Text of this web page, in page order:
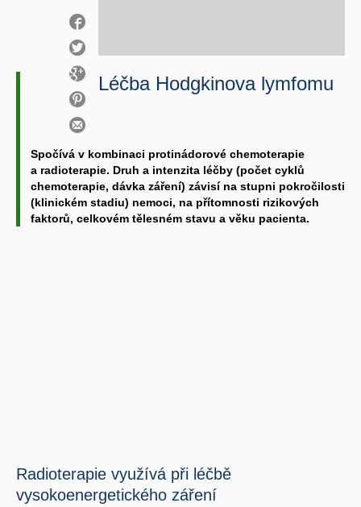
Léčba Hodgkinova lymfomu
Spočívá v kombinaci protinádorové chemoterapie
a radioterapie. Druh a intenzita léčby (počet cyklů
chemoterapie, dávka záření) závisí na stupni pokročilosti
(klinickém stadiu) nemoci, na přítomnosti rizikových
faktorů, celkovém tělesném stavu a věku pacienta.
Radioterapie využívá při léčbě
vysokoenergetického záření